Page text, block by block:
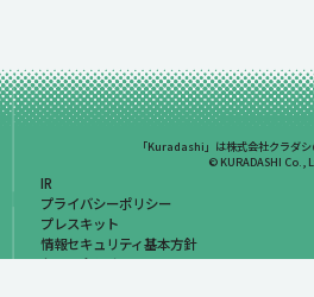
「Kuradashi」は株式会社クラダシ
© KURADASHI Co.,
IR
プライバシーポリシー
プレスキット
情報セキュリティ基本方針
お問い合わせ